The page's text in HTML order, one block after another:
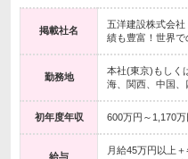
掲載社名
五洋建設株式会
績も豊富！世界で
勤務地
本社(東京)もしく
海、関西、中国
初年度年収 600万円～1,170万
給与
月給45万円以上